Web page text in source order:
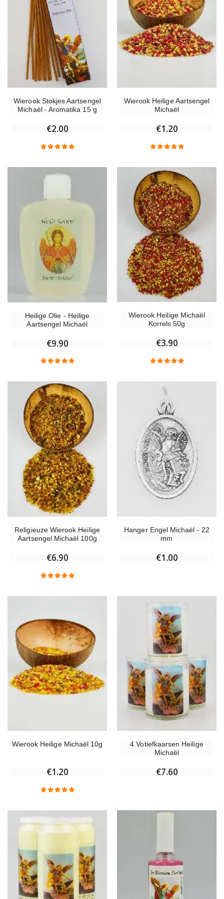
Wierook Stokjes Aartsengel
Michaël - Aromatika 15 g
€2.00
Wierook Heilige Aartsengel
Michaël
€1.20
Heilige Olie - Heilige
Aartsengel Michaël
€9.90
Wierook Heilige Michaël
Korrels 50g
€3.90
Religieuze Wierook Heilige
Aartsengel Michaël 100g
€6.90
Hanger Engel Michaël - 22
mm
€1.00
Wierook Heilige Michaël 10g
€1.20
4 Votiefkaarsen Heilige
Michaël
€7.60
€59.90